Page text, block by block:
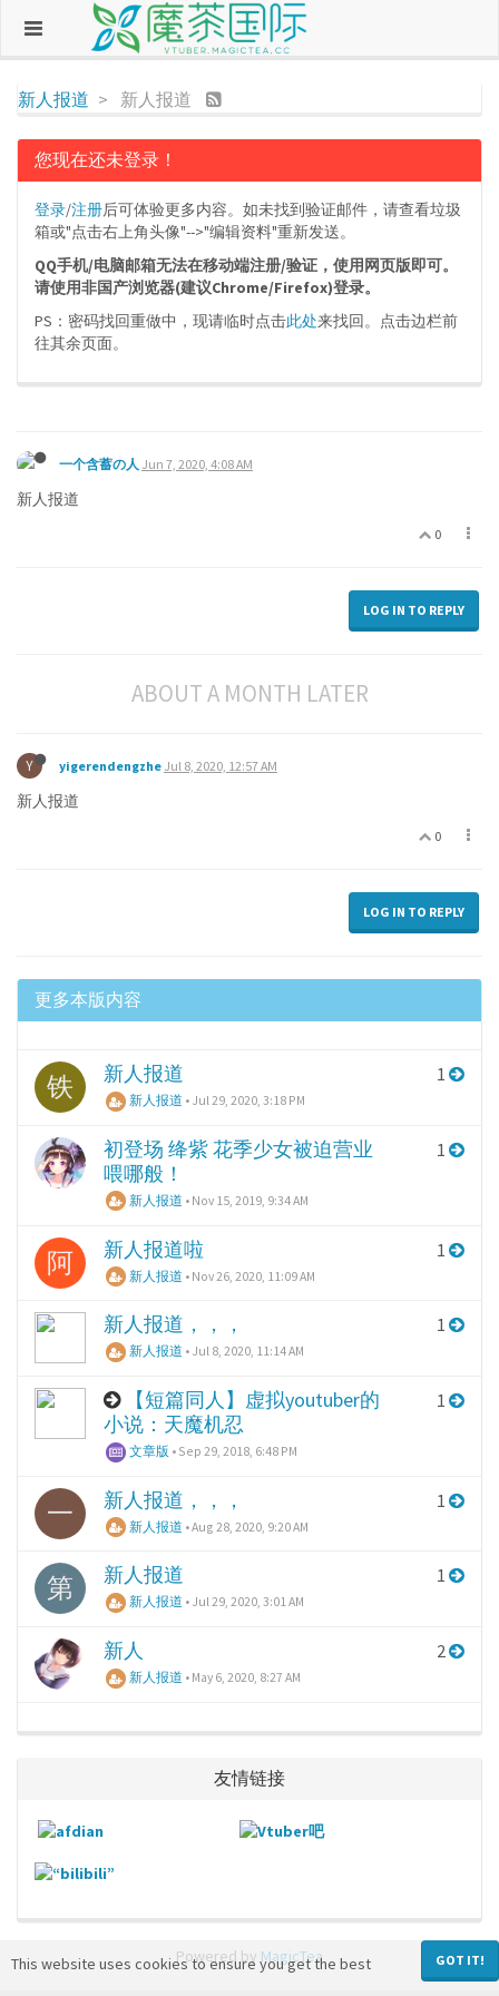
新人报道 新人报道
您现在还未登录！
登录/注册后可体验更多内容。如未找到验证邮件，请查看垃圾
箱或"点击右上角头像"-->"编辑资料"重新发送。
QQ手机/电脑邮箱无法在移动端注册/验证，使用网页版即可。
请使用非国产浏览器(建议Chrome/Firefox)登录。
PS：密码找回重做中，现请临时点击此处来找回。点击边栏前
往其余页面。
一个含蓄の人 Jun 7, 2020, 4:08 AM
新人报道
0
LOG IN TO REPLY
ABOUT A MONTH LATER
Y yigerendengzhe Jul 8, 2020, 12:57 AM
新人报道
0
LOG IN TO REPLY
更多本版内容
铁 新人报道
新人报道 • Jul 29, 2020, 3:18 PM
1
初登场 绛紫 花季少女被迫营业
喂哪般！
新人报道 • Nov 15, 2019, 9:34 AM
1
阿 新人报道啦
新人报道 • Nov 26, 2020, 11:09 AM
1
新人报道，，，
新人报道 • Jul 8, 2020, 11:14 AM
1
【短篇同人】虚拟youtuber的
小说：天魔机忍
文章版 • Sep 29, 2018, 6:48 PM
1
一 新人报道，，，
新人报道 •Aug 28, 2020, 9:20 AM
1
第 新人报道
新人报道 • Jul 29, 2020, 3:01 AM
1
新人
新人报道 • May 6, 2020, 8:27 AM
2
友情链接
Powered by MagicTea GOT IT!
This website uses cookies to ensure you get the best